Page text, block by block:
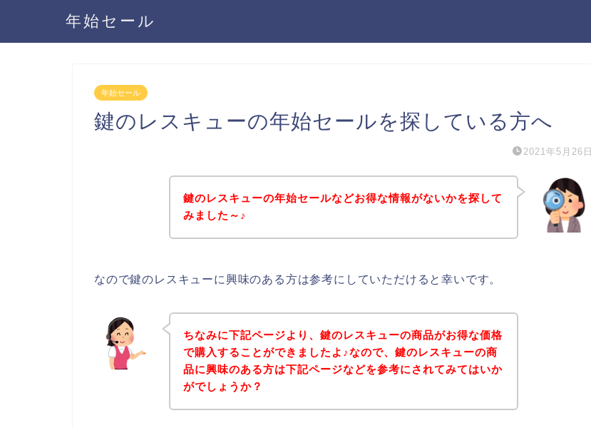
年始セール
年始セール
鍵のレスキューの年始セールを探している方へ
2021年5月26日
鍵のレスキューの年始セールなどお得な情報がないかを探して
みました～♪
なので鍵のレスキューに興味のある方は参考にしていただけると幸いです。
ちなみに下記ページより、鍵のレスキューの商品がお得な価格
で購入することができましたよ♪なので、鍵のレスキューの商
品に興味のある方は下記ページなどを参考にされてみてはいか
がでしょうか？